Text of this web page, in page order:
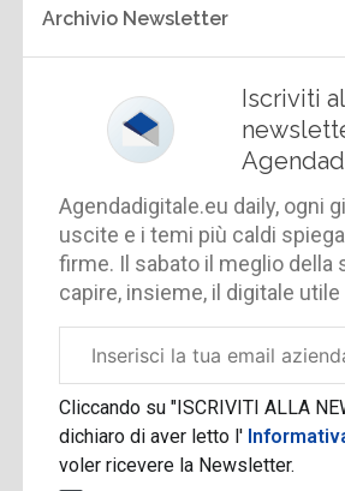
Archivio Newsletter
Iscriviti
Agendadigitale.eu daily, ogni
uscite e i temi più caldi
firme. Il sabato il meglio della
capire, insieme, il digitale utile
aziendale
Cliccando su "ISCRIVITI ALLA
dichiaro di aver letto l'
voler ricevere la Newsletter.